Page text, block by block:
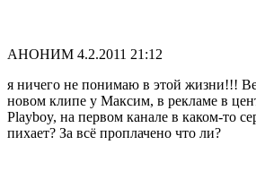
АНОНИМ 4.2.2011 21:12
я ничего не понимаю в этой жизни!!!
новом клипе у Максим, в рекламе в
Playboy, на первом канале в каком-то
пихает? За всё проплачено что ли?